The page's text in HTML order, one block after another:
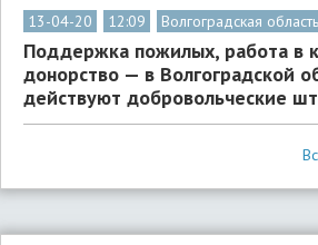
13-04-20 12:09 Волгоградская область
Поддержка пожилых, работа в
донорство — в Волгоградской
действуют добровольческие